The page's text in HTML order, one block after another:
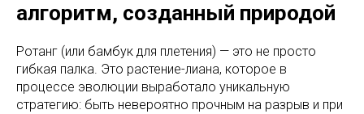
алгоритм, созданный природой
Ротанг (или бамбук для плетения) — это не просто
гибкая палка. Это растение-лиана, которое в
процессе эволюции выработало уникальную
стратегию: быть невероятно прочным на разрыв и при